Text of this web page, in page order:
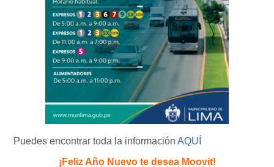
Puedes encontrar toda la información AQUÍ
¡Feliz Año Nuevo te desea Moovit!